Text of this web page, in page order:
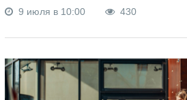
9 июля в 10:00 430